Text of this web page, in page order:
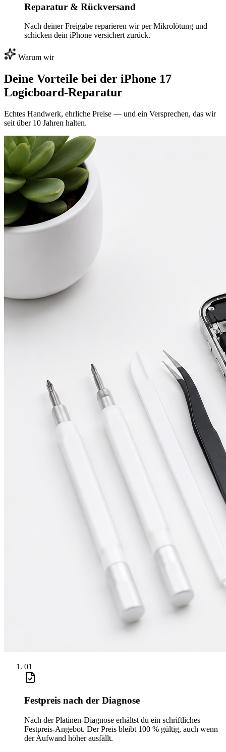
Reparatur & Rückversand
Nach deiner Freigabe reparieren wir per Mikrolötung und
schicken dein iPhone versichert zurück.
Warum wir
Deine Vorteile bei der iPhone 17
Logicboard-Reparatur
Echtes Handwerk, ehrliche Preise — und ein Versprechen, das wir
seit über 10 Jahren halten.
01
Festpreis nach der Diagnose
Nach der Platinen-Diagnose erhältst du ein schriftliches
Festpreis-Angebot. Der Preis bleibt 100 % gültig, auch wenn
der Aufwand höher ausfällt.